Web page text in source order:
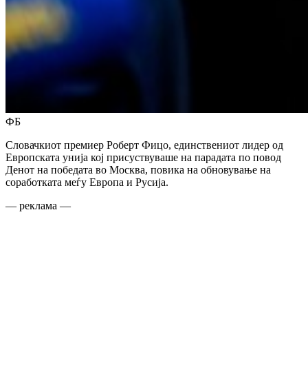
ФБ
Словачкиот премиер Роберт Фицо, единствениот лидер од
Европската унија кој присуствуваше на парадата по повод
Денот на победата во Москва, повика на обновување на
соработката меѓу Европа и Русија.
— реклама —